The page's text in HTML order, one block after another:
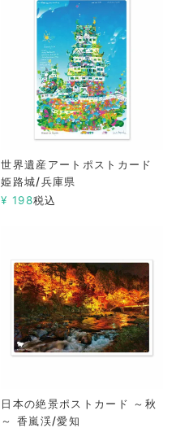
世界遺産アートポストカード
姫路城/兵庫県
¥ 198税込
日本の絶景ポストカード ～秋
～ 香嵐渓/愛知